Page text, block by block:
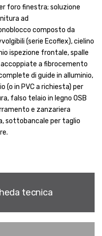
foro finestra; soluzione
ad
composto da
(serie Ecoflex), cielino
ispezione frontale, spalle
a fibrocemento
di guide in alluminio,
(o in PVC a richiesta) per
falso telaio in legno OSB
e zanzariera
sottobancale per taglio
tecnica